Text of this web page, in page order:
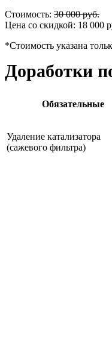
Стоимость: 30 000руб.
Цена со скидкой: 18 000
*Стоимость указана
Доработки
Обязательные
Удаление катализатора
(сажевого фильтра)